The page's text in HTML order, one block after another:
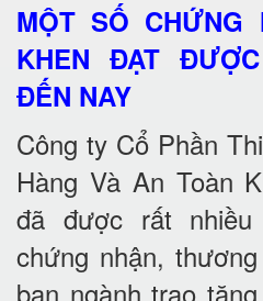
MỘT SỐ CHỨNG
KHEN ĐẠT
ĐẾN NAY
Công ty Cổ Phần
Hàng Và An Toàn
đã được rất
chứng nhận,
ban ngành trao